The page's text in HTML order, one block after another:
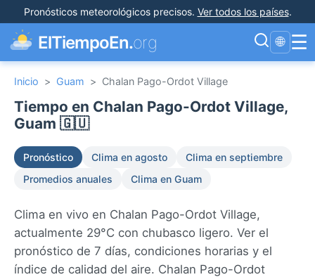
Pronósticos meteorológicos precisos. Ver todos los países.
ElTiempoEn.org 🌐 ☰
Inicio > Guam > Chalan Pago-Ordot Village
Tiempo en Chalan Pago-Ordot Village,
Guam 🇬🇺
Pronóstico Clima en agosto
Clima en septiembre
Promedios anuales
Clima en Guam
Clima en vivo en Chalan Pago-Ordot Village,
actualmente 29°C con chubasco ligero. Ver el
pronóstico de 7 días, condiciones horarias y el
índice de calidad del aire. Chalan Pago-Ordot